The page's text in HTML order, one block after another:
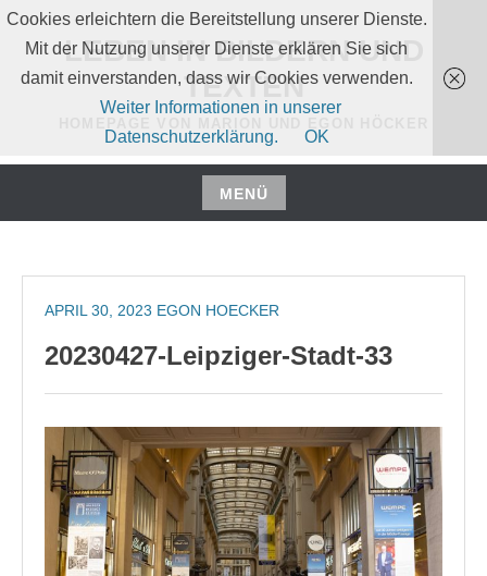
Zum
Inhalt
springen
LEBEN IN BILDERN UND
TEXTEN
MENÜ
Zum
springen
APRIL 30, 2023 EGON HOECKER
20230427-Leipziger-Stadt-33
Cookies erleichtern die Bereitstellung unserer Dienste.
Mit der Nutzung unserer Dienste erklären Sie sich
damit einverstanden, dass wir Cookies verwenden.
Weiter Informationen in unserer
Datenschutzerklärung.
OK